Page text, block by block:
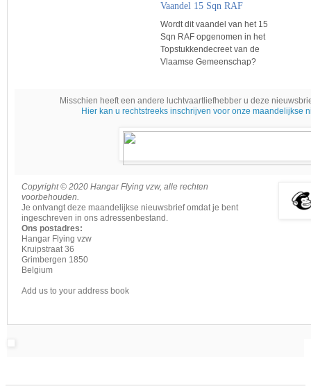
Vaandel 15 Sqn RAF
Wordt dit vaandel van het 15
Sqn RAF opgenomen in het
Topstukkendecreet van de
Vlaamse Gemeenschap?
Misschien heeft een andere luchtvaartliefhebber u deze
Hier kan u rechtstreeks inschrijven voor onze maandelijkse
Copyright © 2020 Hangar Flying vzw, alle rechten
voorbehouden.
Je ontvangt deze maandelijkse nieuwsbrief omdat je bent
ingeschreven in ons adressenbestand.
Ons postadres:
Hangar Flying vzw
Kruipstraat 36
Grimbergen 1850
Belgium
Add us to your address book